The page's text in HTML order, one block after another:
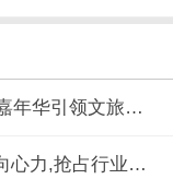
电竞跨界融合新标杆 虎牙HYPER嘉年华引领文旅产业新潮流
优友互动以人才为核凝聚 AI 游戏向心力,抢占行业变革制高点